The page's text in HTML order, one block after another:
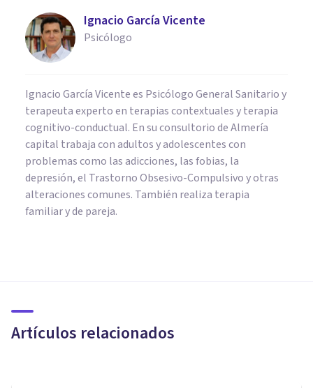
Ignacio García Vicente
Psicólogo
Ignacio García Vicente es Psicólogo General Sanitario y
terapeuta experto en terapias contextuales y terapia
cognitivo-conductual. En su consultorio de Almería
capital trabaja con adultos y adolescentes con
problemas como las adicciones, las fobias, la
depresión, el Trastorno Obsesivo-Compulsivo y otras
alteraciones comunes. También realiza terapia
familiar y de pareja.
Artículos relacionados
superarla?